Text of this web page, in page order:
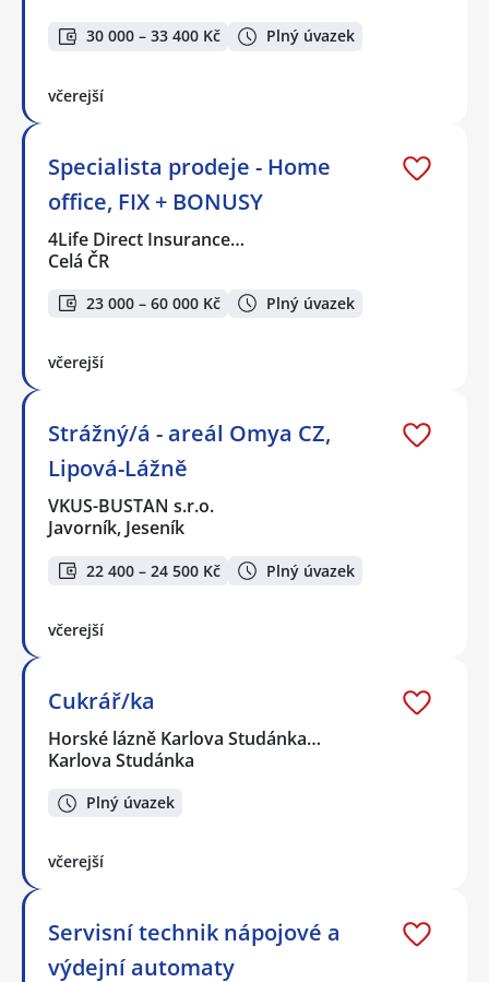
30 000 – 33 400 Kč Plný úvazek
včerejší
Specialista prodeje - Home
office, FIX + BONUSY
4Life Direct Insurance…
Celá ČR
23 000 – 60 000 Kč Plný úvazek
včerejší
Strážný/á - areál Omya CZ,
Lipová-Lážně
VKUS-BUSTAN s.r.o.
Javorník, Jeseník
22 400 – 24 500 Kč Plný úvazek
včerejší
Cukrář/ka
Horské lázně Karlova Studánka…
Karlova Studánka
Plný úvazek
včerejší
Servisní technik nápojové a
výdejní automaty